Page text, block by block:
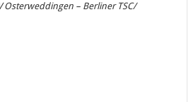
Osterweddingen – Berliner TSC/